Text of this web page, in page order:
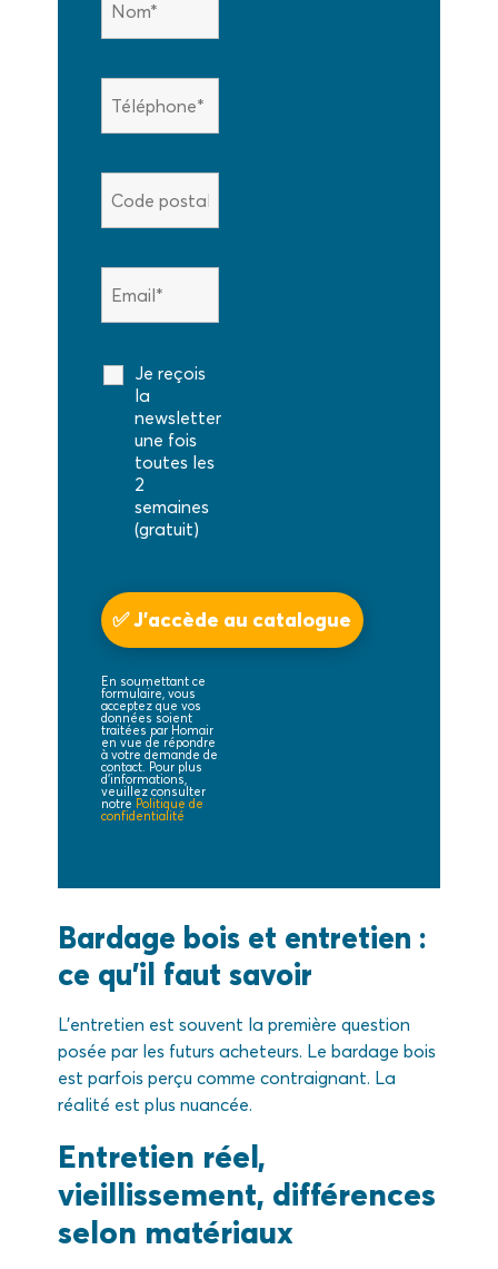
Je reçois
la
newsletter
une fois
toutes les
2
semaines
(gratuit)
En soumettant ce
formulaire, vous
acceptez que vos
données soient
traitées par Homair
en vue de répondre
à votre demande de
contact. Pour plus
d'informations,
veuillez consulter
notre Politique de
confidentialité
Bardage bois et entretien :
ce qu’il faut savoir
L’entretien est souvent la première question
posée par les futurs acheteurs. Le bardage bois
est parfois perçu comme contraignant. La
réalité est plus nuancée.
Entretien réel,
vieillissement, différences
selon matériaux